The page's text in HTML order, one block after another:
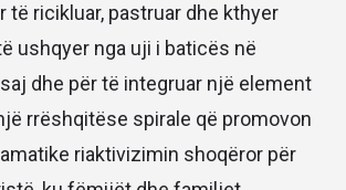
të ricikluar, pastruar dhe kthyer
ushqyer nga uji i baticës në
dhe për të integruar një element
rrëshqitëse spirale që promovon
riaktivizimin shoqëror për